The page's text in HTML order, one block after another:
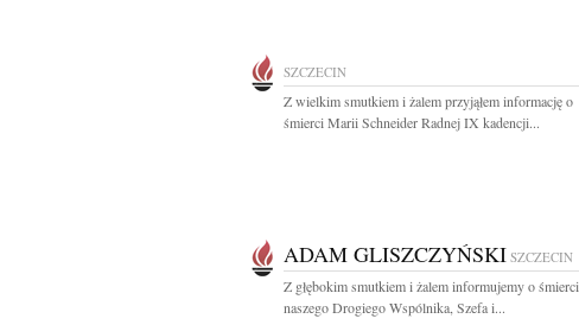
SZCZECIN
Z wielkim smutkiem i żalem przyjąłem informację o
śmierci Marii Schneider Radnej IX kadencji...
ADAM GLISZCZYŃSKI SZCZECIN
Z głębokim smutkiem i żalem informujemy o śmierci
naszego Drogiego Wspólnika, Szefa i...